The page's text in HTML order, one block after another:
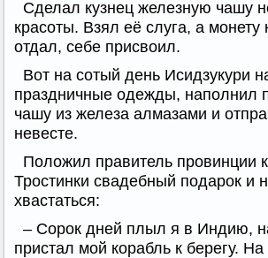
Сделал кузнец железную чашу
красоты. Взял её слуга, а монету
отдал, себе присвоил.
Вот на сотый день Исидзукури
праздничные одежды, наполнил
чашу из железа алмазами и
невесте.
Положил правитель провинции
Тростинки свадебный подарок и
хвастаться:
– Сорок дней плыл я в Индию,
пристал мой корабль к берегу.